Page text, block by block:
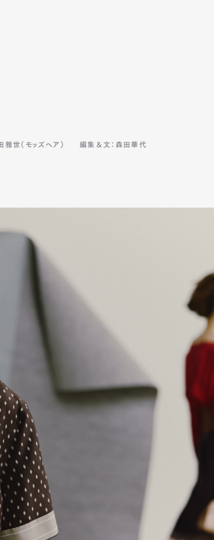
Lifestyle
雅世（モッズヘア） 編集＆文：森田華代